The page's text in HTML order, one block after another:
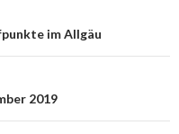
im Allgäu
2019